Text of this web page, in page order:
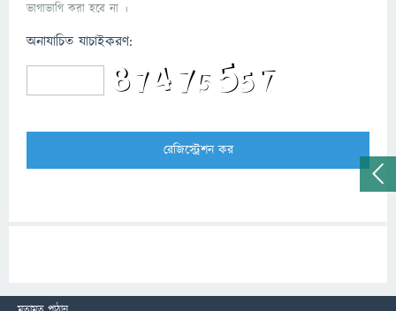
ভাগাভাগি করা হবে না ।
অনাযাচিত যাচাইকরণ: